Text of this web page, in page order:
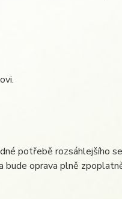
potřebě rozsáhlejšího
bude oprava plně